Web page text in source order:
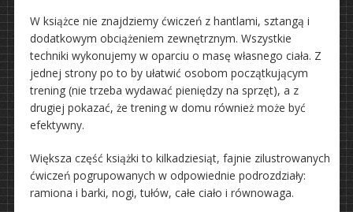
W książce nie znajdziemy ćwiczeń z hantlami, sztangą i
dodatkowym obciążeniem zewnętrznym. Wszystkie
techniki wykonujemy w oparciu o masę własnego ciała. Z
jednej strony po to by ułatwić osobom początkującym
trening (nie trzeba wydawać pieniędzy na sprzęt), a z
drugiej pokazać, że trening w domu również może być
efektywny.
Większa część książki to kilkadziesiąt, fajnie zilustrowanych
ćwiczeń pogrupowanych w odpowiednie podrozdziały:
ramiona i barki, nogi, tułów, całe ciało i równowaga.